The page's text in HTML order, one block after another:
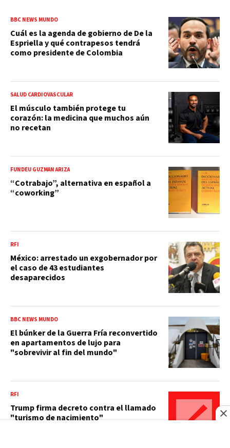
BBC NEWS MUNDO
Cuál es la agenda de gobierno de De la
Espriella y qué contrapesos tendrá
como presidente de Colombia
SALUD CARDIOVASCULAR
El músculo también protege tu
corazón: la medicina que muchos aún
no recetan
FUNDÉU GUZMÁN ARIZA
“Cotrabajo”, alternativa en español a
“coworking”
RFI
México: arrestado un exgobernador por
el caso de 43 estudiantes
desaparecidos
BBC NEWS MUNDO
El búnker de la Guerra Fría reconvertido
en apartamentos de lujo para
"sobrevivir al fin del mundo"
RFI
Trump firma decreto contra el llamado
"turismo de nacimiento"